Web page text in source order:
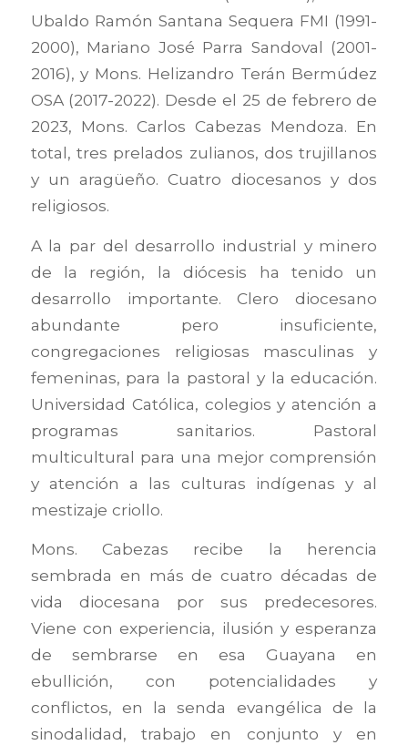
Ubaldo Ramón Santana Sequera FMI (1991-
2000), Mariano José Parra Sandoval (2001-
2016), y Mons. Helizandro Terán Bermúdez
OSA (2017-2022). Desde el 25 de febrero de
2023, Mons. Carlos Cabezas Mendoza. En
total, tres prelados zulianos, dos trujillanos
y un aragüeño. Cuatro diocesanos y dos
religiosos.
A la par del desarrollo industrial y minero
de la región, la diócesis ha tenido un
desarrollo importante. Clero diocesano
abundante pero insuficiente,
congregaciones religiosas masculinas y
femeninas, para la pastoral y la educación.
Universidad Católica, colegios y atención a
programas sanitarios. Pastoral
multicultural para una mejor comprensión
y atención a las culturas indígenas y al
mestizaje criollo.
Mons. Cabezas recibe la herencia
sembrada en más de cuatro décadas de
vida diocesana por sus predecesores.
Viene con experiencia, ilusión y esperanza
de sembrarse en esa Guayana en
ebullición, con potencialidades y
conflictos, en la senda evangélica de la
sinodalidad, trabajo en conjunto y en